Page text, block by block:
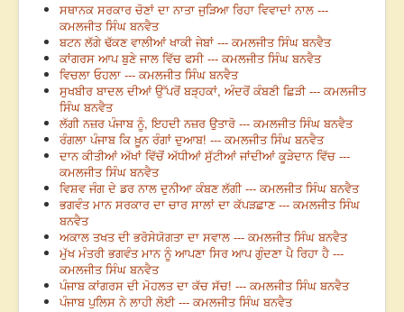
ਸਥਾਨਕ ਸਰਕਾਰ ਚੋਣਾਂ ਦਾ ਨਾਤਾ ਜੁੜਿਆ ਰਿਹਾ ਵਿਵਾਦਾਂ ਨਾਲ ---
ਕਮਲਜੀਤ ਸਿੰਘ ਬਨਵੈਤ
ਬਟਨ ਲੱਗੇ ਢੱਕਣ ਵਾਲੀਆਂ ਖਾਕੀ ਜੇਬਾਂ --- ਕਮਲਜੀਤ ਸਿੰਘ ਬਨਵੈਤ
ਕਾਂਗਰਸ ਆਪ ਬੁਣੇ ਜਾਲ ਵਿੱਚ ਫਸੀ --- ਕਮਲਜੀਤ ਸਿੰਘ ਬਨਵੈਤ
ਵਿਚਲਾ ਓਹਲਾ --- ਕਮਲਜੀਤ ਸਿੰਘ ਬਨਵੈਤ
ਸੁਖਬੀਰ ਬਾਦਲ ਦੀਆਂ ਉੱਪਰੋਂ ਬੜ੍ਹਕਾਂ, ਅੰਦਰੋਂ ਕੰਬਣੀ ਛਿੜੀ --- ਕਮਲਜੀਤ
ਸਿੰਘ ਬਨਵੈਤ
ਲੱਗੀ ਨਜ਼ਰ ਪੰਜਾਬ ਨੂੰ, ਇਹਦੀ ਨਜ਼ਰ ਉਤਾਰੋ --- ਕਮਲਜੀਤ ਸਿੰਘ ਬਨਵੈਤ
ਰੰਗਲਾ ਪੰਜਾਬ ਕਿ ਖ਼ੂਨ ਰੰਗਾਂ ਦੁਆਬ! --- ਕਮਲਜੀਤ ਸਿੰਘ ਬਨਵੈਤ
ਦਾਨ ਕੀਤੀਆਂ ਅੱਖਾਂ ਵਿੱਚੋਂ ਅੱਧੀਆਂ ਸੁੱਟੀਆਂ ਜਾਂਦੀਆਂ ਕੂੜੇਦਾਨ ਵਿੱਚ ---
ਕਮਲਜੀਤ ਸਿੰਘ ਬਨਵੈਤ
ਵਿਸ਼ਵ ਜੰਗ ਦੇ ਡਰ ਨਾਲ ਦੁਨੀਆ‌ ਕੰਬਣ ਲੱਗੀ --- ਕਮਲਜੀਤ ਸਿੰਘ ਬਨਵੈਤ
ਭਗਵੰਤ ਮਾਨ ਸਰਕਾਰ ਦਾ ਚਾਰ ਸਾਲਾਂ ਦਾ ਕੱਪੜਛਾਣ --- ਕਮਲਜੀਤ ਸਿੰਘ
ਬਨਵੈਤ
ਅਕਾਲ ਤਖਤ ਦੀ ਭਰੋਸੇਯੋਗਤਾ ਦਾ ਸਵਾਲ --- ਕਮਲਜੀਤ ਸਿੰਘ ਬਨਵੈਤ
ਮੁੱਖ ਮੰਤਰੀ ਭਗਵੰਤ ਮਾਨ ਨੂੰ ਆਪਣਾ ਸਿਰ ਆਪ ਗੁੰਦਣਾ ਪੈ ਰਿਹਾ ਹੈ ---
ਕਮਲਜੀਤ ਸਿੰਘ ਬਨਵੈਤ
ਪੰਜਾਬ ਕਾਂਗਰਸ ਦੀ ਮੋਹਲਤ ਦਾ ਕੱਚ ਸੱਚ! --- ਕਮਲਜੀਤ ਸਿੰਘ ਬਨਵੈਤ
ਪੰਜਾਬ ਪੁਲਿਸ ਨੇ ਲਾਹੀ ਲੋਈ --- ਕਮਲਜੀਤ ਸਿੰਘ ਬਨਵੈਤ